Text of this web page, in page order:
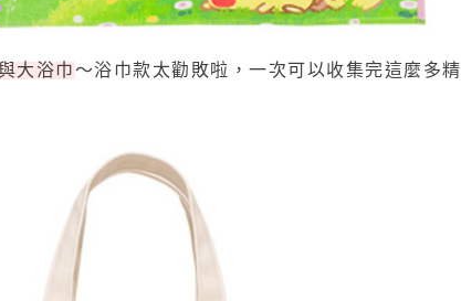
大浴巾 ～浴巾款太勸敗啦，一次可以收集完這麼多精